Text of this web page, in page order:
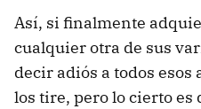
Así, si finalmente
cualquier otra de sus
decir adiós a todos esos
los tire, pero lo cierto es